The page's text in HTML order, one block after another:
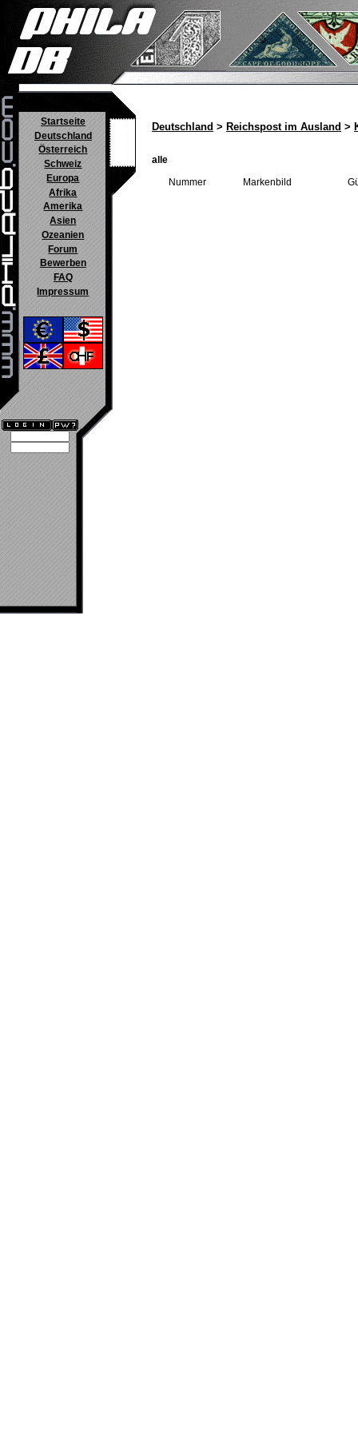
Startseite
Deutschland
Österreich
Schweiz
Europa
Afrika
Amerika
Asien
Ozeanien
Forum
Bewerben
FAQ
Impressum
Deutschland > Reichspost im Ausland >
alle
Nummer Markenbild